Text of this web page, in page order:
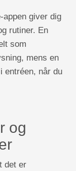
appen giver dig
rutiner. En
som
mens en
når du
og
det er